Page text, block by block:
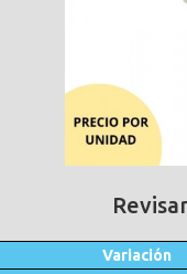
Variación